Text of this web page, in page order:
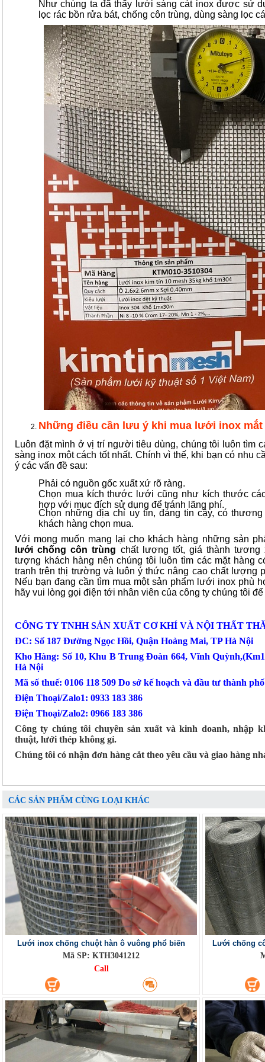
Như chúng ta đã thấy lưới sàng cát inox được sử
lọc rác bồn rửa bát, chống côn trùng, dùng sàng lọc
Những điều cần lưu ý khi mua lưới inox mắt
Luôn đặt mình ở vị trí người tiêu dùng, chúng tôi luôn tìm
sàng inox một cách tốt nhất. Chính vì thế, khi bạn có nhu
ý các vấn đề sau:
Phải có nguồn gốc xuất xứ rõ ràng.
Chọn mua kích thước lưới cũng như kích thước
hợp với mục đích sử dụng để tránh lãng phí.
Chọn những địa chỉ uy tín, đáng tin cậy, có
khách hàng chọn mua.
Với mong muốn mang lại cho khách hàng những sản
lưới chống côn trùng chất lượng tốt, giá thành
tượng khách hàng nên chúng tôi luôn tìm các mặt hàng
tranh trên thị trường và luôn ý thức nâng cao chất lượng
Nếu bạn đang cần tìm mua một sản phẩm lưới inox phù
hãy vui lòng gọi điện tới nhân viên của công ty chúng tôi
CÔNG TY TNHH SẢN XUẤT CƠ KHÍ VÀ NỘI THẤT
ĐC: Số 187 Đường Ngọc Hồi, Quận Hoàng Mai, TP Hà Nội
Kho Hàng: Số 10, Khu B Trung Đoàn 664, Vĩnh
Hà Nội
Mã số thuế: 0106 118 509 Do sở kế hoạch và đầu tư thành
Điện Thoại/Zalo1: 0933 183 386
Điện Thoại/Zalo2: 0966 183 386
Công ty chúng tôi chuyên sản xuất và kinh doanh, nhập
thuật, lưới thép không gỉ.
Chúng tôi có nhận đơn hàng cắt theo yêu cầu và giao hàng
CÁC SẢN PHẨM CÙNG LOẠI KHÁC
Lưới inox chống chuột hàn ô vuông phổ biến
Mã SP: KTH3041212
Call
Lưới chống